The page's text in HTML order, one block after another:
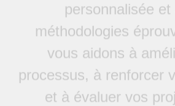
personnalisée et
méthodologies
vous aidons à
processus, à renforcer
et à évaluer vos